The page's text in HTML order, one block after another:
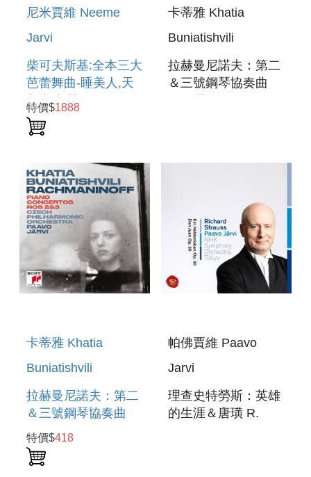
尼米賈維 Neeme
Jarvi
柴可夫斯基:全本三大
芭蕾舞曲-睡美人,天
鵝湖,胡桃鉗 ( 5
SACD )
特價$1888
卡蒂雅 Khatia
Buniatishvili
拉赫曼尼諾夫：第二
＆三號鋼琴協奏曲
卡蒂雅 Khatia
Buniatishvili
拉赫曼尼諾夫：第二
＆三號鋼琴協奏曲
RACHMANINOFF:
PIANO
CONCERTOS NOS
特價$418
帕佛賈維 Paavo
Jarvi
理查史特勞斯：英雄
的生涯＆唐璜 R.